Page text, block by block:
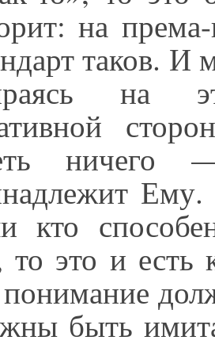
на
таков.
на
ничего
Ему.
кто
то это и есть
понимание
быть